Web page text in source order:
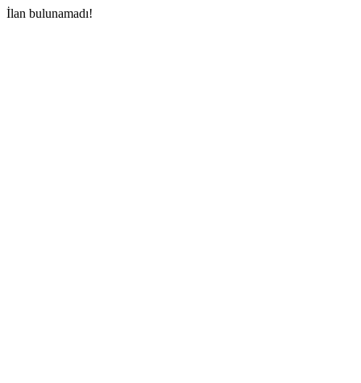
İlan bulunamadı!